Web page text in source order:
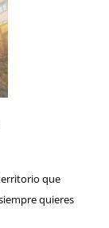
que
quieres